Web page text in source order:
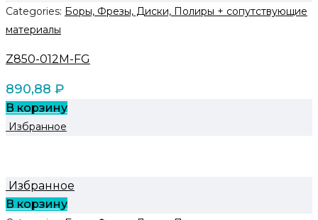
Categories: Боры, Фрезы, Диски, Полиры + сопутствующие
материалы
Z850-012M-FG
890,88 ₽
В корзину
Избранное
Избранное
В корзину